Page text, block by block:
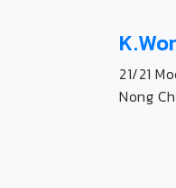
21/21
Nong